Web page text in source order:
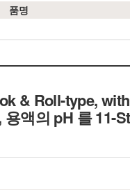
품명
& Roll-type,
액의 pH 를 11-